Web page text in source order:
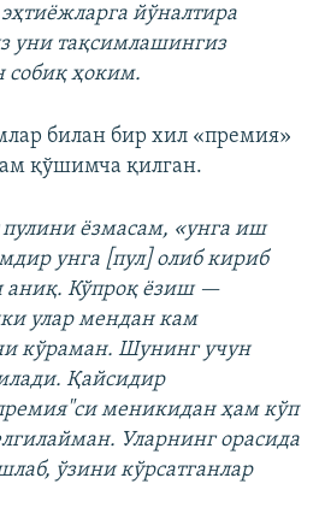
йўналтира
уни тақсимлашингиз
собиқ ҳоким.
билан бир хил «премия»
қўшимча қилган.
пулини ёзмасам, «унга иш
унга [пул] олиб кириб
аниқ. Кўпроқ ёзиш —
улар мендан кам
кўраман. Шунинг учун
Қайсидир
меникидан ҳам кўп
Уларнинг орасида
ўзини кўрсатганлар